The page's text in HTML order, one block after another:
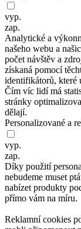
vyp.
zap.
Analytické a
našeho webu a
počet návštěv a
získaná pomocí
identifikátorů, které
Čím víc lidí má
stránky
dělají.
Personalizované a
vyp.
zap.
Díky použití
nebudeme muset
nabízet produkty
přímo vám na míru.
Reklamní cookies